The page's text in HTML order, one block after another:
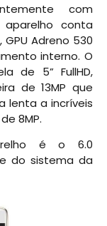
com
aparelho conta
Adreno 530
interno. O
de 5” FullHD,
de 13MP que
lenta a incríveis
8MP.
é o 6.0
do sistema da